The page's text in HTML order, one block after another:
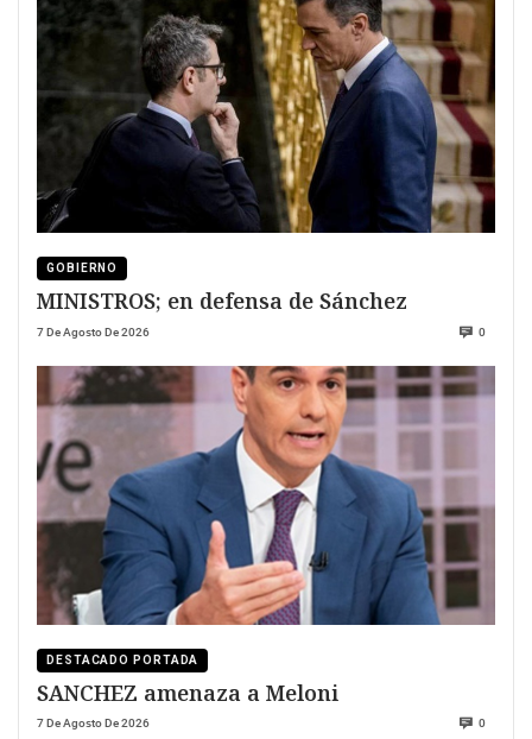
GOBIERNO
MINISTROS; en defensa de Sánchez
7 De Agosto De 2026 0
DESTACADO PORTADA
SANCHEZ amenaza a Meloni
7 De Agosto De 2026 0